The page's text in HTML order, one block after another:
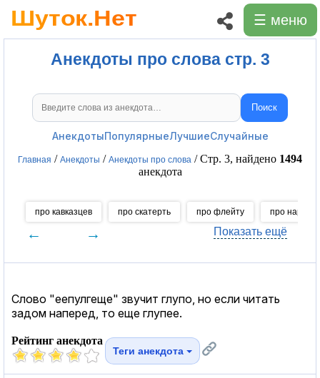
☰ меню
Анекдоты про слова стр. 3
Поиск анекдотов Поиск
АнекдотыПопулярныеЛучшиеСлучайные
Главная / Анекдоты / Анекдоты про слова / Стр. 3, найдено 1494
анекдота
про кавказцев про скатерть про флейту про народ
← → Показать ещё
Слово "еепулгеще" звучит глупо, но если читать
задом наперед, то еще глупее.
Рейтинг анекдота
Теги анекдота